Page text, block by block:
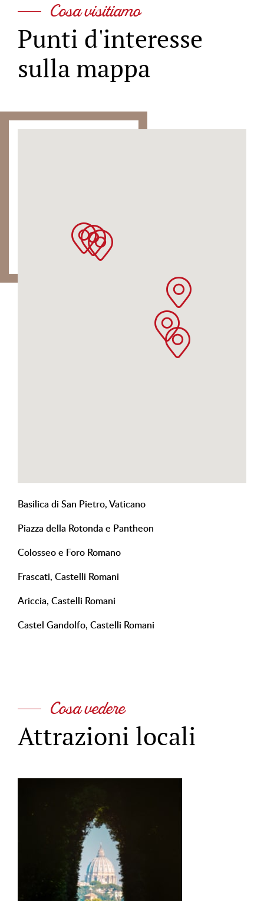
Cosa visitiamo
Punti d'interesse
sulla mappa
Basilica di San Pietro, Vaticano
Piazza della Rotonda e Pantheon
Colosseo e Foro Romano
Frascati, Castelli Romani
Ariccia, Castelli Romani
Castel Gandolfo, Castelli Romani
Cosa vedere
Attrazioni locali